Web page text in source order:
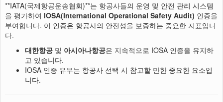
**IATA(국제항공운송협회)**는 항공사들의 운영 및 안전 관리 시스템
을 평가하여 IOSA(International Operational Safety Audit) 인증을
부여합니다. 이 인증은 항공사의 안전성을 보증하는 중요한 지표입니
다.
대한항공 및 아시아나항공은 지속적으로 IOSA 인증을 유지하
고 있습니다.
IOSA 인증 유무는 항공사 선택 시 참고할 만한 중요한 요소입
니다.